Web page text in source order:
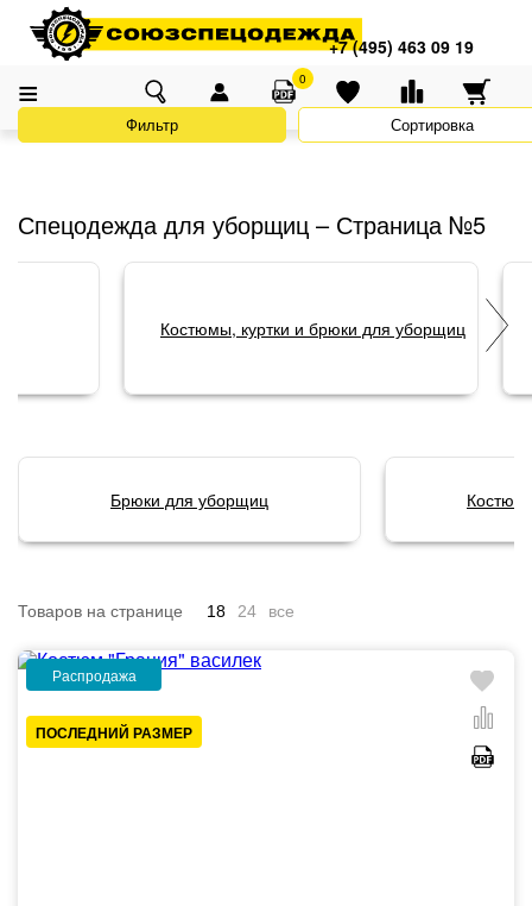
Адреса магазинов
+7 (495) 463 09 19
+7 (495) 463 09 19
0
Главная Каталог Спецодежда
Одежда для горничных и уборщиц
Одежда для уборщиц
Спецодежда для уборщиц – Страница №5
Костюмы, куртки и брюки для уборщиц
Брюки для уборщиц
Фильтр Сортировка
Товаров на странице 18 24 все
Распродажа
ПОСЛЕДНИЙ РАЗМЕР